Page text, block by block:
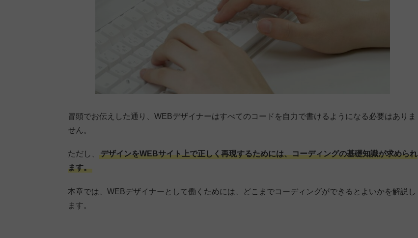
冒頭でお伝えした通り、WEBデザイナーはすべてのコードを自力で書けるようになる必要はありま
せん。
ただし、
デザインをWEBサイト上で正しく再現するためには、コーディングの基礎知識が求められ
ます。
本章では、WEBデザイナーとして働くためには、どこまでコーディングができるとよいかを解説し
ます。